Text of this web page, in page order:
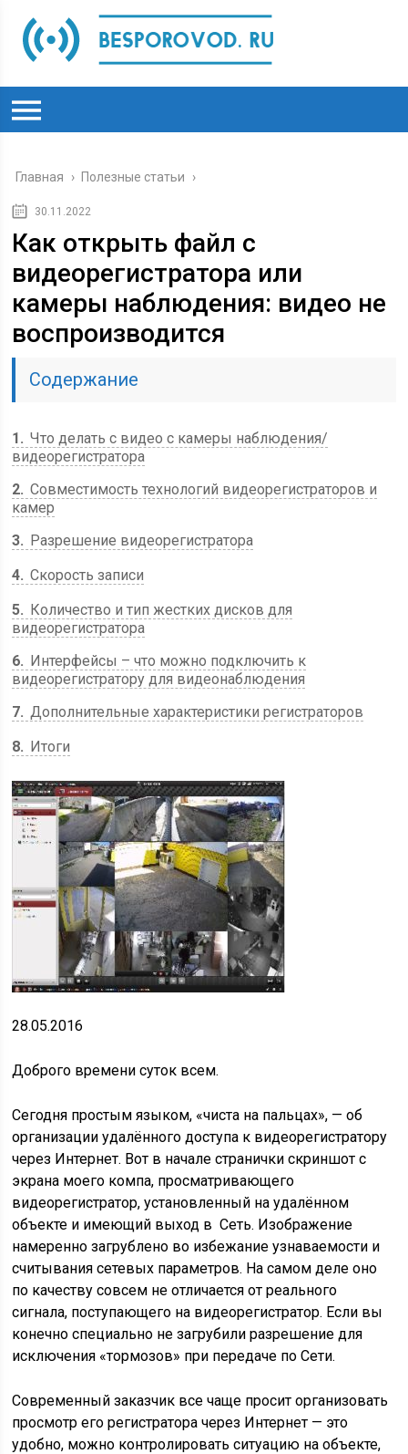
Главная › Полезные статьи ›
30.11.2022
Как открыть файл с
видеорегистратора или
камеры наблюдения: видео не
воспроизводится
Содержание
1
Что делать с видео с камеры наблюдения/
видеорегистратора
2 Совместимость технологий видеорегистраторов и
камер
3
Разрешение видеорегистратора
4 Скорость записи
5
Количество и тип жестких дисков для
видеорегистратора
6
Интерфейсы – что можно подключить к
видеорегистратору для видеонаблюдения
7 Дополнительные характеристики регистраторов
8
Итоги
28.05.2016
Доброго времени суток всем.
Сегодня простым языком, «чиста на пальцах», — об
организации удалённого доступа к видеорегистратору
через Интернет. Вот в начале странички скриншот с
экрана моего компа, просматривающего
видеорегистратор, установленный на удалённом
объекте и имеющий выход в Сеть. Изображение
намеренно загрублено во избежание узнаваемости и
считывания сетевых параметров. На самом деле оно
по качеству совсем не отличается от реального
сигнала, поступающего на видеорегистратор. Если вы
конечно специально не загрубили разрешение для
исключения «тормозов» при передаче по Сети.
Современный заказчик все чаще просит организовать
просмотр его регистратора через Интернет — это
удобно, можно контролировать ситуацию на объекте,